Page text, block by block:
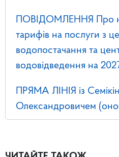
ПОВІДОМЛЕННЯ Про
тарифів на послуги з
водопостачання та
водовідведення на
ПРЯМА ЛІНІЯ із
Олександровичем